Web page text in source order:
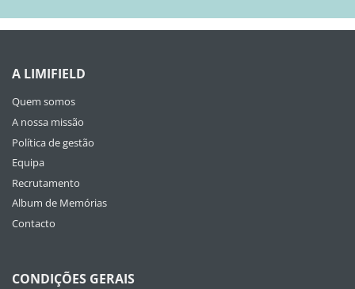
A LIMIFIELD
Quem somos
A nossa missão
Política de gestão
Equipa
Recrutamento
Album de Memórias
Contacto
CONDIÇÕES GERAIS